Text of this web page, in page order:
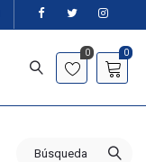
0
0
Búsqueda